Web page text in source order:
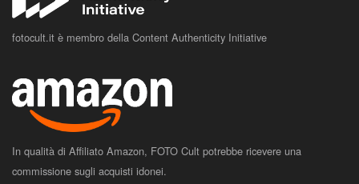
fotocult.it è membro della Content Authenticity Initiative
In qualità di Affiliato Amazon, FOTO Cult potrebbe ricevere una
commissione sugli acquisti idonei.